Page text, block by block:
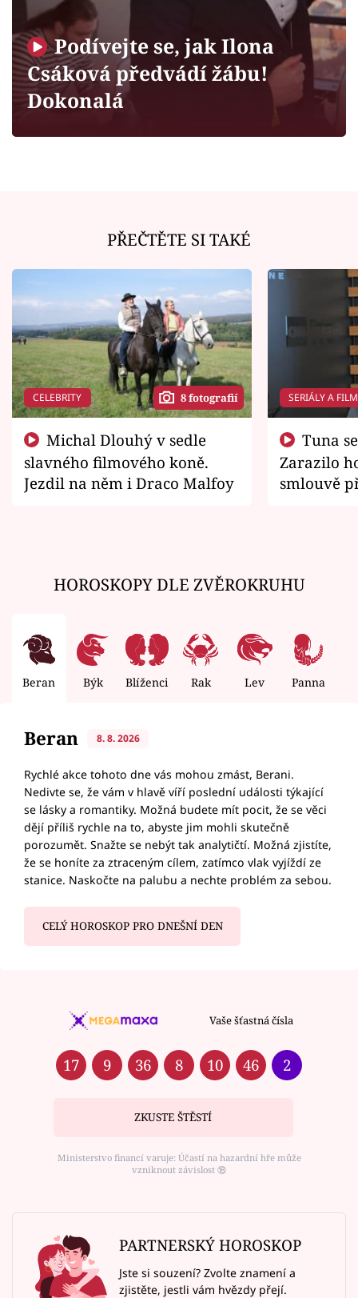
Sledujte prima+
Filmový festival Karlovy Vary
Sledujte nás
Podívejte se, jak Ilona
Csáková předvádí žábu!
Dokonalá
PŘEČTĚTE SI TAKÉ
CELEBRITY 8 fotografií
slavného filmového koně.
Jezdil na něm i Draco Malfoy
SERIÁLY A
Zarazilo
smlouvě
HOROSKOPY DLE ZVĚROKRUHU
Beran Býk Blíženci Rak Lev Panna
Beran 8. 8. 2026
Rychlé akce tohoto dne vás mohou zmást, Berani.
Nedivte se, že vám v hlavě víří poslední události týkající
se lásky a romantiky. Možná budete mít pocit, že se věci
dějí příliš rychle na to, abyste jim mohli skutečně
porozumět. Snažte se nebýt tak analytičtí. Možná zjistíte,
že se honíte za ztraceným cílem, zatímco vlak vyjíždí ze
stanice. Naskočte na palubu a nechte problém za sebou.
CELÝ HOROSKOP PRO DNEŠNÍ DEN
Vaše šťastná čísla
17 9 36 8 10 46 2
ZKUSTE ŠTĚSTÍ
Ministerstvo financí varuje: Účastí na hazardní hře může
vzniknout závislost ⑱
PARTNERSKÝ HOROSKOP
Jste si souzení? Zvolte znamení a
zjistěte, jestli vám hvězdy přejí.